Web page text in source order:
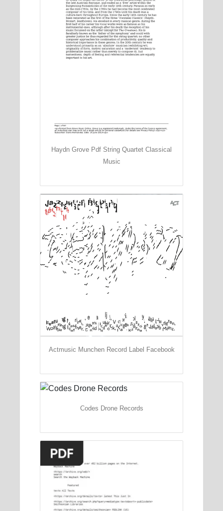
Haydn Grove Pdf String Quartet Classical
Music
Actmusic Munchen Record Label Facebook
Codes Drone Records